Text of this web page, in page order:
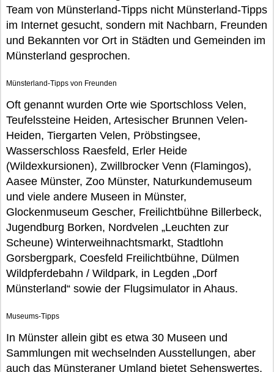
Team von Münsterland-Tipps nicht Münsterland-Tipps
im Internet gesucht, sondern mit Nachbarn, Freunden
und Bekannten vor Ort in Städten und Gemeinden im
Münsterland gesprochen.
Münsterland-Tipps von Freunden
Oft genannt wurden Orte wie Sportschloss Velen,
Teufelssteine Heiden, Artesischer Brunnen Velen-
Heiden, Tiergarten Velen, Pröbstingsee,
Wasserschloss Raesfeld, Erler Heide
(Wildexkursionen), Zwillbrocker Venn (Flamingos),
Aasee Münster, Zoo Münster, Naturkundemuseum
und viele andere Museen in Münster,
Glockenmuseum Gescher, Freilichtbühne Billerbeck,
Jugendburg Borken, Nordvelen „Leuchten zur
Scheune) Winterweihnachtsmarkt, Stadtlohn
Gorsbergpark, Coesfeld Freilichtbühne, Dülmen
Wildpferdebahn / Wildpark, in Legden „Dorf
Münsterland“ sowie der Flugsimulator in Ahaus.
Museums-Tipps
In Münster allein gibt es etwa 30 Museen und
Sammlungen mit wechselnden Ausstellungen, aber
auch das Münsteraner Umland bietet Sehenswertes,